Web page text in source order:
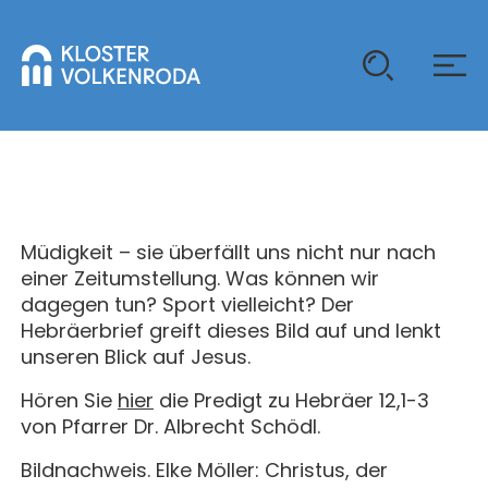
ÜBER UNS
KOMMUNITÄT
MITLEBEN
GELÄNDE
GAST SEIN
EINZELGÄSTE
KLOSTER AUF ZEIT
KINDER UND FAMILIEN
JUGENDGRUPPEN
VERANSTALTUNGEN
KALENDER
GEBET & GOTTESDIENST
ÜBERNACHTEN
Müdigkeit – sie überfällt uns nicht nur nach
einer Zeitumstellung. Was können wir
dagegen tun? Sport vielleicht? Der
Hebräerbrief greift dieses Bild auf und lenkt
unseren Blick auf Jesus.
Hören Sie hier die Predigt zu Hebräer 12,1-3
von Pfarrer Dr. Albrecht Schödl.
Bildnachweis. Elke Möller: Christus, der